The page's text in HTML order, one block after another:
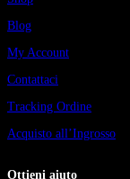
Blog
My Account
Contattaci
Tracking Ordine
Acquisto all’Ingrosso
Ottieni aiuto